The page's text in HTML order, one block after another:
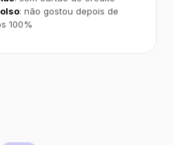
: não gostou depois de
100%